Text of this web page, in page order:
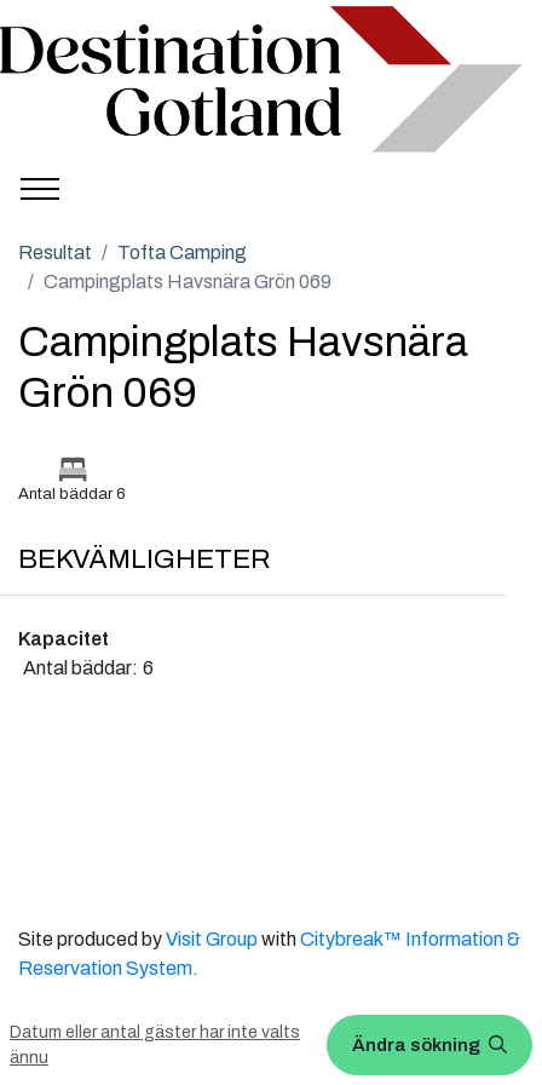
Resultat
Tofta Camping
Campingplats Havsnära Grön 069
Campingplats Havsnära
Grön 069
Antal bäddar 6
BEKVÄMLIGHETER
Kapacitet
Antal bäddar: 6
Datum eller antal gäster har inte valts
ännu
Ändra sökning
Site produced byVisit GroupwithCitybreak™ Information &
Reservation System.
WEBX CMS